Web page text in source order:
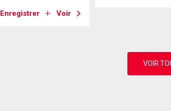
Enregistrer Voir